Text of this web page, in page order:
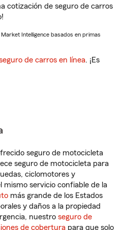
cotización de seguro de carros
Intelligence basados en primas
de carros en línea. ¡Es
seguro de motocicleta
seguro de motocicleta para
ciclomotores y
servicio confiable de la
más grande de los Estados
y daños a la propiedad
nuestro seguro de
de cobertura para que solo